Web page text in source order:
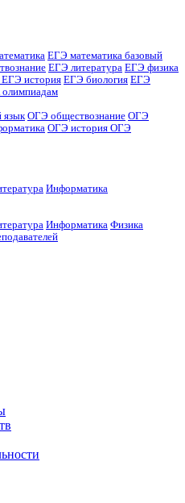
ЕГЭ математика базовый
ЕГЭ литература ЕГЭ физика
ЕГЭ история ЕГЭ биология ЕГЭ
олимпиадам
язык ОГЭ обществознание ОГЭ
ОГЭ история ОГЭ
Информатика
Информатика Физика